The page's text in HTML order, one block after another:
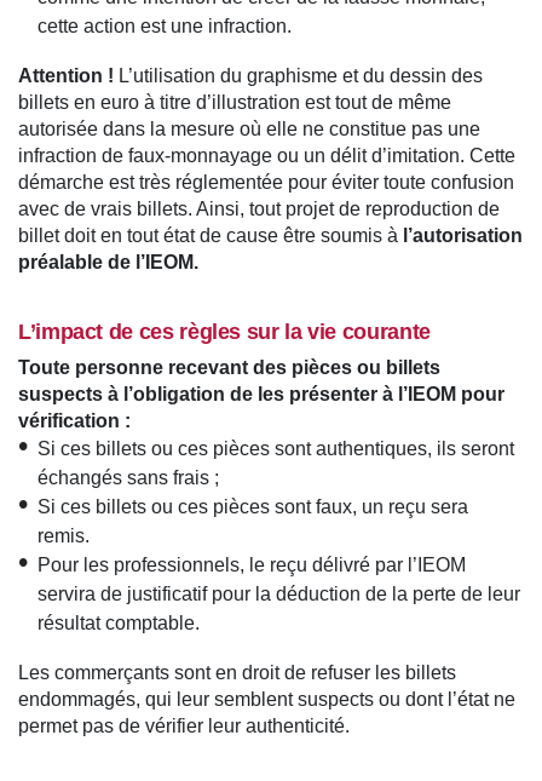
cette action est une infraction.
Attention ! L’utilisation du graphisme et du dessin des
billets en euro à titre d’illustration est tout de même
autorisée dans la mesure où elle ne constitue pas une
infraction de faux-monnayage ou un délit d’imitation. Cette
démarche est très réglementée pour éviter toute confusion
avec de vrais billets. Ainsi, tout projet de reproduction de
billet doit en tout état de cause être soumis à l’autorisation
préalable de l’IEOM.
L’impact de ces règles sur la vie courante
Toute personne recevant des pièces ou billets
suspects à l’obligation de les présenter à l’IEOM pour
vérification :
Si ces billets ou ces pièces sont authentiques, ils seront
échangés sans frais ;
Si ces billets ou ces pièces sont faux, un reçu sera
remis.
Pour les professionnels, le reçu délivré par l’IEOM
servira de justificatif pour la déduction de la perte de leur
résultat comptable.
Les commerçants sont en droit de refuser les billets
endommagés, qui leur semblent suspects ou dont l’état ne
permet pas de vérifier leur authenticité.